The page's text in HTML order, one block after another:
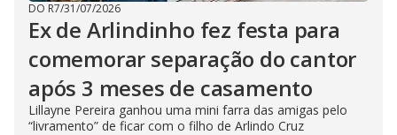
DO R7/31/07/2026
Ex de Arlindinho fez festa para
comemorar separação do cantor
após 3 meses de casamento
Lillayne Pereira ganhou uma mini farra das amigas pelo
“livramento” de ficar com o filho de Arlindo Cruz